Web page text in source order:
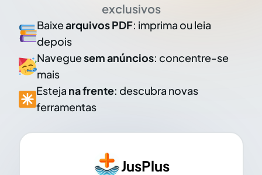
exclusivos
Baixearquivos PDF: imprima ou leia
depois
Naveguesem anúncios: concentre-se
mais
Esteja na frente: descubra novas
ferramentas
JusPlus